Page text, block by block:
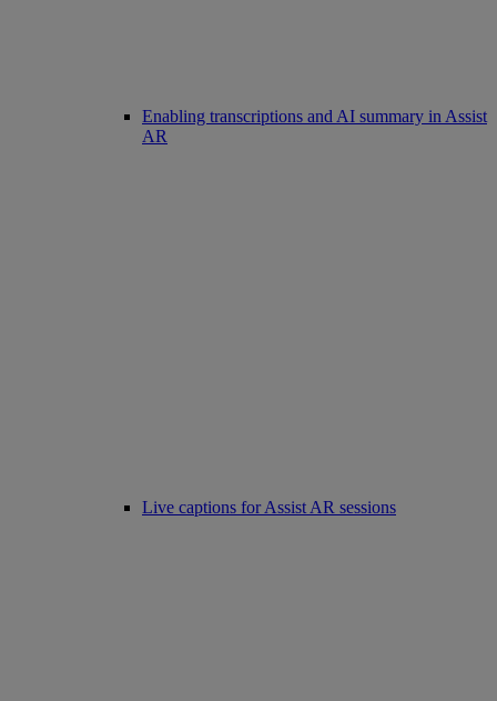
Enabling transcriptions and AI summary in Assist
AR
Live captions for Assist AR sessions